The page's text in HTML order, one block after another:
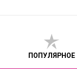
ПОПУЛЯРНОЕ